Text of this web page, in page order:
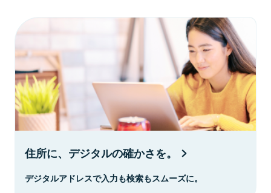
住所に、デジタルの確かさを。
デジタルアドレスで入力も検索もスムーズに。